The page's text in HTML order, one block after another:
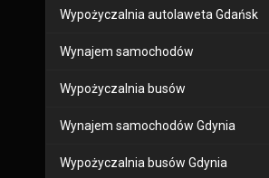
Wypożyczalnia autolaweta Gdańsk
Wynajem samochodów
Wypożyczalnia busów
Wynajem samochodów Gdynia
Wypożyczalnia busów Gdynia